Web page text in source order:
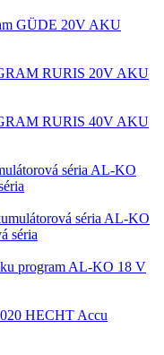
GÜDE 20V AKU
RURIS 20V AKU
RURIS 40V AKU
AL-KO
AL-KO
séria
AL-KO 18 V
HECHT Accu